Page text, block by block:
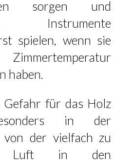
sorgen und
Instrumente
spielen, wenn sie
Zimmertemperatur
haben.
Gefahr für das Holz
in der
von der vielfach zu
Luft in den